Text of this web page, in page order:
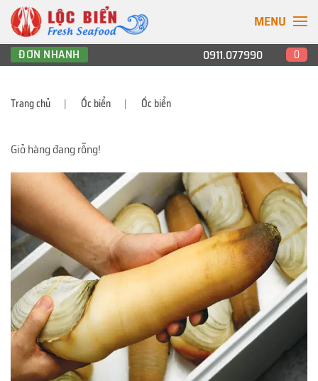
MENU
ĐƠN NHANH 0911.077990 0
Trang chủ Ốc biển Ốc biển
Giỏ hàng đang rỗng!